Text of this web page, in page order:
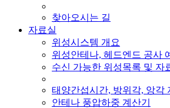
찾아오시는 길
자료실
위성시스템 개요
위성안테나, 헤드엔드 공사
수신 가능한 위성목록 및 자
태양간섭시간, 방위각, 앙각
안테나 풍압하중 계산기